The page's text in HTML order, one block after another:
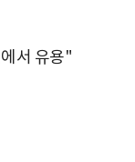
서 유용"